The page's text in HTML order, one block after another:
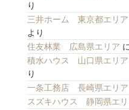
り
三井ホーム 東京都エリア
より
住友林業 広島県エリア に
積水ハウス 山口県エリア
り
一条工務店 長崎県エリア
スズキハウス 静岡県エリ